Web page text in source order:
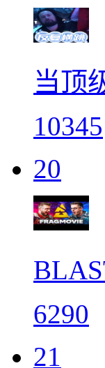
当顶
10345
20
6290
21